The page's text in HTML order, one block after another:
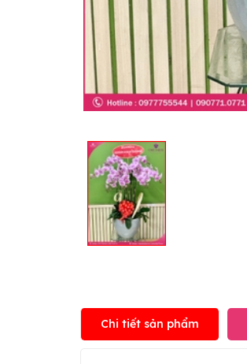
Chi tiết sản phẩm